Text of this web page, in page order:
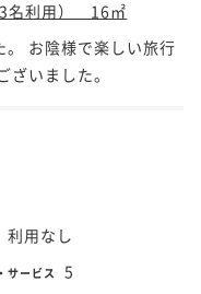
3名利用） 16㎡
お陰様で楽しい旅行
いました。
利用なし
サービス 5